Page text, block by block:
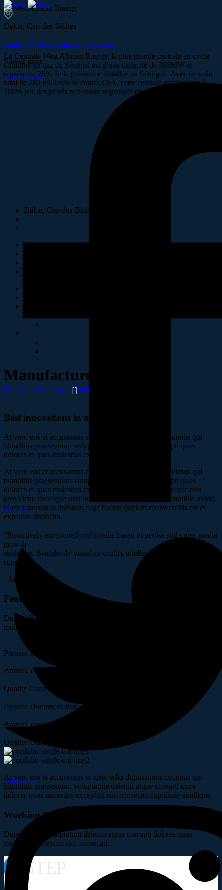
La Centrale West African Energy, la plus grande centrale en cycle
combiné au gaz du Sénégal est d’une capacité de 366MW et
représente 25% de la puissance installée au Sénégal. Avec un coût
total de 283 milliards de francs CFA, cette centrale est financée à
100% par des privés nationaux regroupés en un consortium.
Dakar, Cap-des-Biches
Dakar, Cap-des-Biches
contact@westafricanenergy-sa.com
Suivez-nous:
Facebook-f
Twitter
Instagram
Manufacture
West African Energy Company
Best innovations in metallurgy
At vero eos et accusamus et iusto odio dignissimos ducimus qui
blanditiis praesentium voluptatum deleniti atque corrupti quos
dolores et quas molestias excepturi.
At vero eos et accusamus et iusto odio dignissimos ducimus qui
blanditiis praesentium voluptatum deleniti atque corrupti quos
dolores et quas molestias excepturi sint occaecati cupiditate non
provident, similique sunt in culpa qui officia deserunt mollitia animi,
id est laborum et dolorum fuga harum quidem rerum facilis est et
expedita distinctio.
“Proactively envisioned multimedia based expertise and cross-media
growth
strategies. Seamlessly visualize quality intellectual capital without
superior.”
- John Henry
Features of Project
Demoralized voluptatum deleniti atque corrupti dolores quas
molestias excepturi sint occaecati.
Prepare Documentation
Brand Consistency
Quality Control System
Prepare Documentation
Brand Consistency
Quality Control System
At vero eos et accusamus et iusto odio dignissimos ducimus qui
blanditiis praesentium voluptatum deleniti atque corrupti quos
dolores quas molestias excepturi sint occaecati cupiditate similique.
Working Process
Demoralized voluptatum deleniti atque corrupti dolores quas
molestias excepturi sint occaecati.
STEP